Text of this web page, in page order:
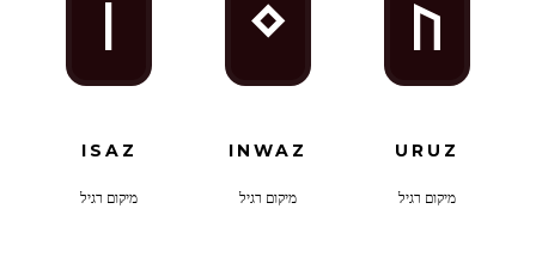
ISAZ
מיקום רגיל
N
INWAZ
מיקום רגיל
U
URUZ
מיקום רגיל